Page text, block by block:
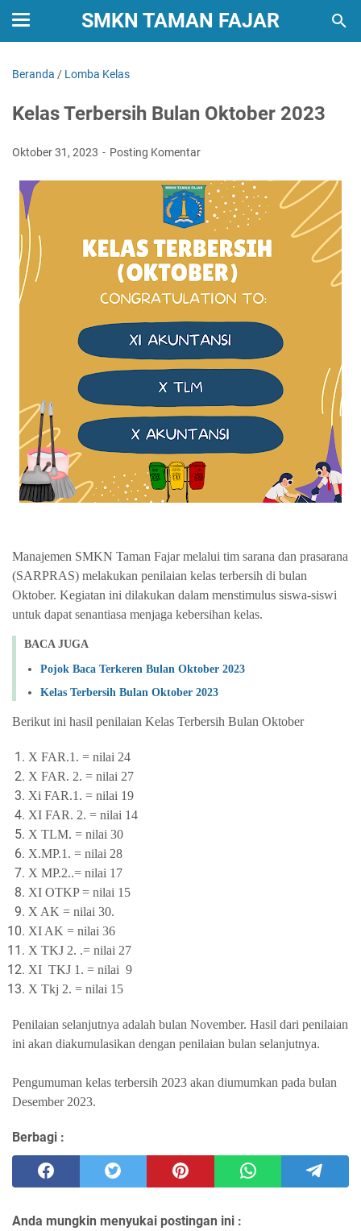
SMKN TAMAN FAJAR
Beranda / Lomba Kelas
Kelas Terbersih Bulan Oktober 2023
Oktober 31, 2023 Posting Komentar
Manajemen SMKN Taman Fajar melalui tim sarana dan prasarana
(SARPRAS) melakukan penilaian kelas terbersih di bulan
Oktober. Kegiatan ini dilakukan dalam menstimulus siswa-siswi
untuk dapat senantiasa menjaga kebersihan kelas.
BACA JUGA
Pojok Baca Terkeren Bulan Oktober 2023
Kelas Terbersih Bulan Oktober 2023
Berikut ini hasil penilaian Kelas Terbersih Bulan Oktober
X FAR.1. = nilai 24
X FAR. 2. = nilai 27
Xi FAR.1. = nilai 19
XI FAR. 2. = nilai 14
X TLM. = nilai 30
X.MP.1. = nilai 28
X MP.2..= nilai 17
XI OTKP = nilai 15
X AK = nilai 30.
XI AK = nilai 36
X TKJ 2. .= nilai 27
XI TKJ 1. = nilai 9
X Tkj 2. = nilai 15
Penilaian selanjutnya adalah bulan November. Hasil dari penilaian
ini akan diakumulasikan dengan penilaian bulan selanjutnya.
Pengumuman kelas terbersih 2023 akan diumumkan pada bulan
Desember 2023.
Berbagi :
Anda mungkin menyukai postingan ini :